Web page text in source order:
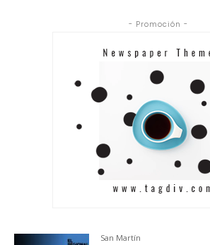
- Promoción -
San Martín